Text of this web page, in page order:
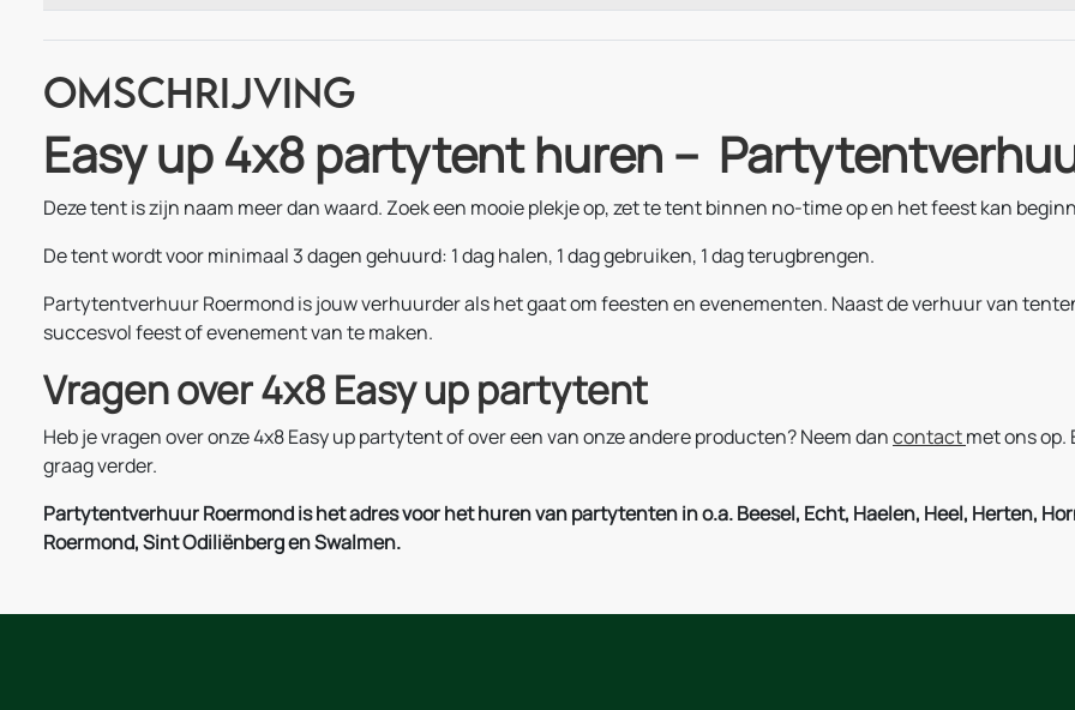
Omschrijving
Easy up 4x8 partytent huren –
Deze tent is zijn naam meer dan waard. Zoek een mooie plekje op, zet te tent binnen no-time op en het feest kan
De tent wordt voor minimaal 3 dagen gehuurd: 1 dag halen, 1 dag gebruiken, 1 dag terugbrengen.
Partytentverhuur Roermond is jouw verhuurder als het gaat om feesten en evenementen. Naast de verhuur van
succesvol feest of evenement van te maken.
Vragen over 4x8 Easy up partytent
Heb je vragen over onze 4x8 Easy up partytent of over een van onze andere producten? Neem dancontactmet ons op.
graag verder.
Partytentverhuur Roermond is het adres voor het huren van partytenten in o.a. Beesel, Echt, Haelen, Heel, Herten,
Roermond, Sint Odiliënberg en Swalmen.